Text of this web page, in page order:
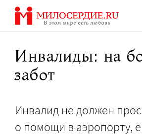
Перейти
содержанию
Инвалиды: на
забот
Инвалид не должен
о помощи в аэропорту,